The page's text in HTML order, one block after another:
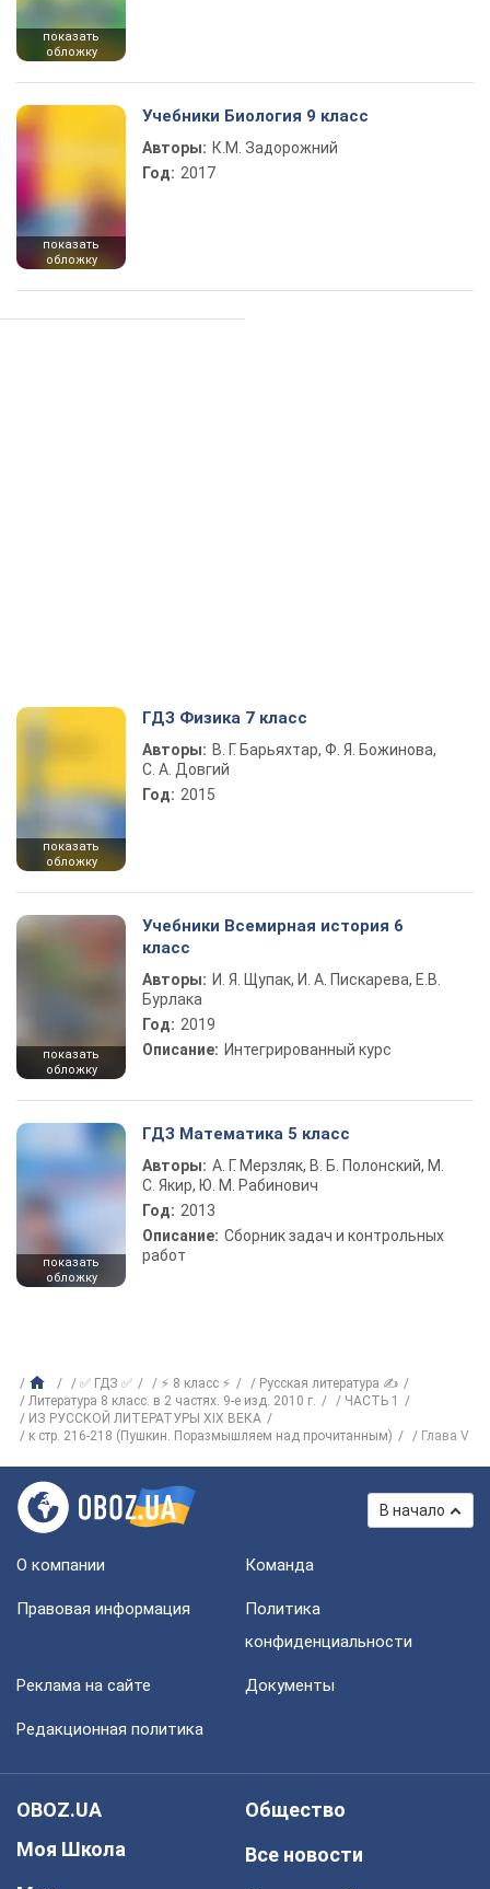
показать
обложку
показать
обложку
Учебники Биология 9 класс
Авторы: К.М. Задорожний
Год: 2017
показать
обложку
ГДЗ Физика 7 класс
Авторы: В. Г. Барьяхтар, Ф. Я. Божинова,
С. А. Довгий
Год: 2015
показать
обложку
Учебники Всемирная история 6
класс
Авторы: И. Я. Щупак, И. А. Пискарева, Е.В.
Бурлака
Год: 2019
Описание: Интегрированный курс
показать
обложку
ГДЗ Математика 5 класс
Авторы: А. Г. Мерзляк, В. Б. Полонский, М.
С. Якир, Ю. М. Рабинович
Год: 2013
Описание: Сборник задач и контрольных
работ
✅ ГДЗ ✅ ⚡ 8 класс ⚡
Русская литература ✍
Литература 8 класс. в 2 частях. 9-е изд. 2010 г.
ЧАСТЬ 1
ИЗ РУССКОЙ ЛИТЕРАТУРЫ ХIХ ВЕКА
к стр. 216-218 (Пушкин. Поразмышляем над прочитанным)
Глава V
В начало
О компании Команда
Правовая информация
Политика
конфиденциальности
Реклама на сайте Документы
Редакционная политика
OBOZ.UA
Моя Школа
Общество
Все новости